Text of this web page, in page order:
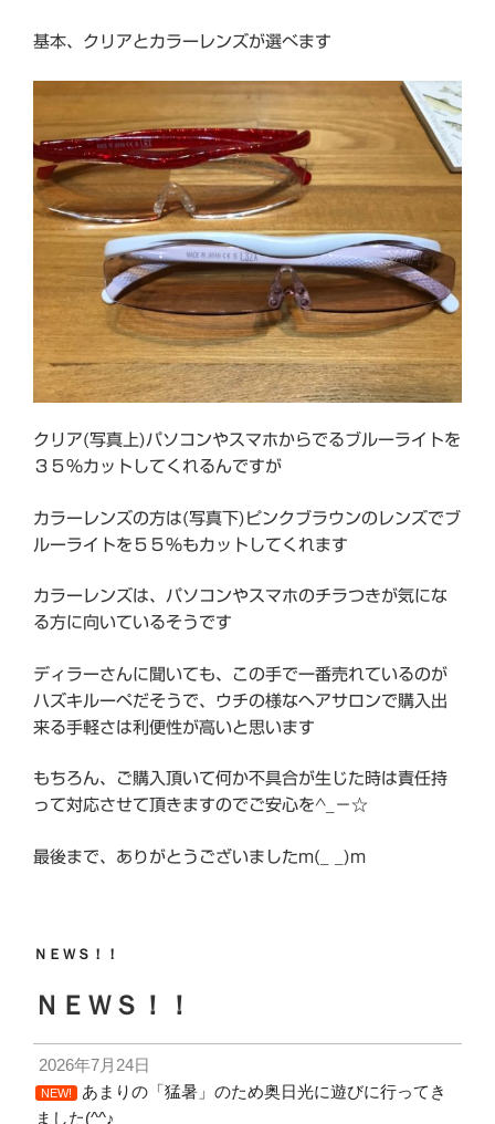
基本、クリアとカラーレンズが選べます
クリア(写真上)パソコンやスマホからでるブルーライトを
３５％カットしてくれるんですが
カラーレンズの方は(写真下)ピンクブラウンのレンズでブ
ルーライトを５５％もカットしてくれます
カラーレンズは、パソコンやスマホのチラつきが気にな
る方に向いているそうです
ディラーさんに聞いても、この手で一番売れているのが
ハズキルーペだそうで、ウチの様なヘアサロンで購入出
来る手軽さは利便性が高いと思います
もちろん、ご購入頂いて何か不具合が生じた時は責任持
って対応させて頂きますのでご安心を^_−☆
最後まで、ありがとうございましたm(_ _)m
ＮＥＷＳ！！
ＮＥＷＳ！！
2026年7月24日
NEW!
あまりの「猛暑」のため奥日光に遊びに行ってき
ました(^^♪